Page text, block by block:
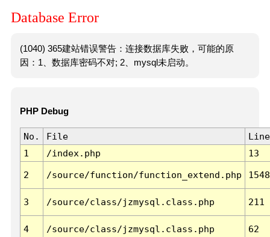
Database Error
(1040) 365建站错误警告：连接数据库失败，可能的原
因：1、数据库密码不对; 2、mysql未启动。
PHP Debug
No. File
Line
1
/index.php 13
2 /source/function/function_extend.php 1548
3 /source/class/jzmysql.class.php 211
4 /source/class/jzmysql.class.php 62